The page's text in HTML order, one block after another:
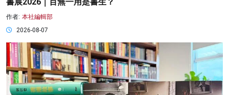
作者: 本社編輯部
2026-08-07